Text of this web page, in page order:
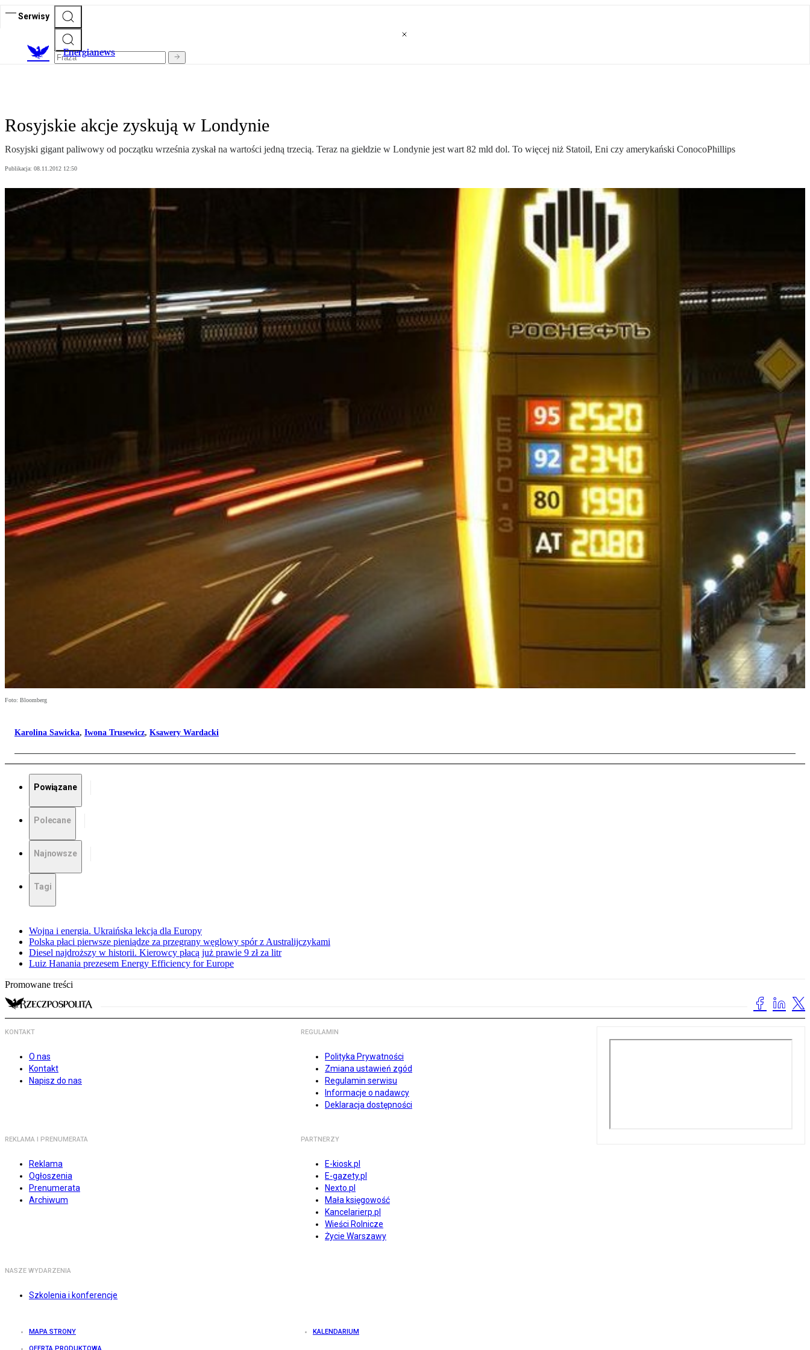
Serwisy
Energianews
Rosyjskie akcje zyskują w Londynie
Rosyjski gigant paliwowy od początku września zyskał na wartości jedną trzecią. Teraz na giełdzie w Londynie jest wart 82 mld dol. To więcej niż Statoil, Eni czy amerykański ConocoPhillips
Publikacja: 08.11.2012 12:50
Foto: Bloomberg
Karolina Sawicka, Iwona Trusewicz, Ksawery Wardacki
Powiązane
Polecane
Najnowsze
Tagi
Wojna i energia. Ukraińska lekcja dla Europy
Polska płaci pierwsze pieniądze za przegrany węglowy spór z Australijczykami
Diesel najdroższy w historii. Kierowcy płacą już prawie 9 zł za litr
Luiz Hanania prezesem Energy Efficiency for Europe
Promowane treści
KONTAKT
O nas
Kontakt
Napisz do nas
REGULAMIN
Polityka Prywatności
Zmiana ustawień zgód
Regulamin serwisu
Informacje o nadawcy
Deklaracja dostępności
REKLAMA I PRENUMERATA
Reklama
Ogłoszenia
Prenumerata
Archiwum
PARTNERZY
E-kiosk.pl
E-gazety.pl
Nexto.pl
Mała księgowość
Kancelarierp.pl
Wieści Rolnicze
Życie Warszawy
NASZE WYDARZENIA
Szkolenia i konferencje
MAPA STRONY KALENDARIUM